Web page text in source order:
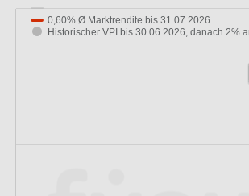
0,60% Ø Marktrendite bis 31.07.2026
Historischer VPI bis 30.06.2026, danach 2%